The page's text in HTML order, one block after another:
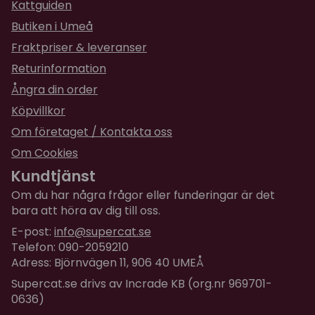
Kattguiden
Butiken i Umeå
Fraktpriser & leveranser
Returinformation
Ångra din order
Köpvillkor
Om företaget / Kontakta oss
Om Cookies
Kundtjänst
Om du har några frågor eller funderingar är det
bara att höra av dig till oss.
E-post: info@supercat.se
Telefon: 090-2059210
Adress: Björnvägen 11, 906 40 UMEÅ
Supercat.se drivs av Incrade KB (org.nr 969701-
0636)